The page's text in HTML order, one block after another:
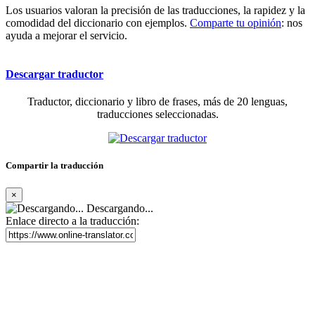
Los usuarios valoran la precisión de las traducciones, la rapidez y la
comodidad del diccionario con ejemplos. Comparte tu opinión: nos
ayuda a mejorar el servicio.
Descargar traductor
Traductor, diccionario y libro de frases, más de 20 lenguas,
traducciones seleccionadas.
Compartir la traducción
×
Descargando...
Enlace directo a la traducción: